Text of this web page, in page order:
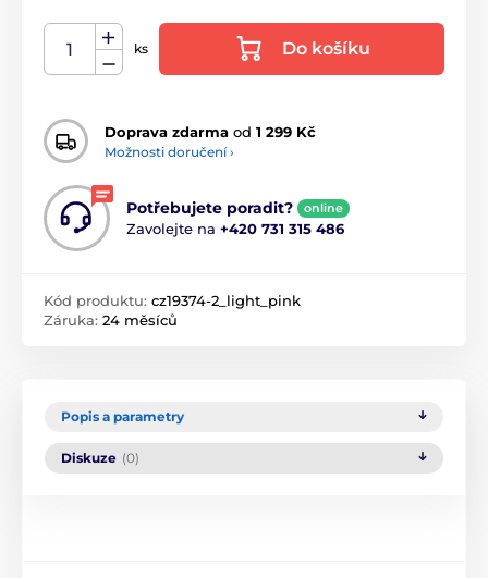
ks Do košíku
Doprava zdarma od 1 299 Kč
Možnosti doručení ›
Potřebujete poradit? online
Zavolejte na +420 731 315 486
Kód produktu: cz19374-2_light_pink
Záruka: 24 měsíců
Popis a parametry
Diskuze (0)